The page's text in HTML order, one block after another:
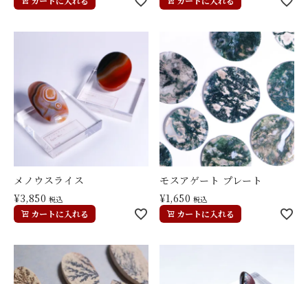
メノウスライス
¥3,850 税込
カートに入れる
モスアゲート プレート
¥1,650 税込
カートに入れる